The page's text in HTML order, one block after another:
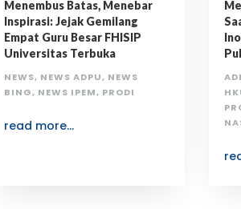
Menembus Batas, Menebar
Inspirasi: Jejak Gemilang
Empat Guru Besar FHISIP
Universitas Terbuka
NEWS, NEWS ADPU, NEWS
BING, NEWS IPEM, PRODI
read more...